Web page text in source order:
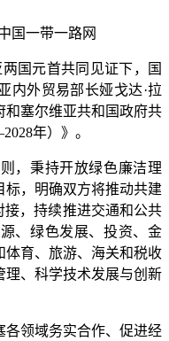
国一带一路网
国元首共同见证下，国
内外贸易部长娅戈达·拉
和塞尔维亚共和国政府共
年）》。
，秉持开放绿色廉洁理
标，明确双方将推动共建
接，持续推进交通和公共
、绿色发展、投资、金
体育、旅游、海关和税收
理、科学技术发展与创新
各领域务实合作、促进经